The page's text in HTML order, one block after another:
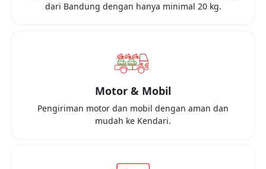
dari Bandung dengan hanya minimal 20 kg.
Motor & Mobil
Pengiriman motor dan mobil dengan aman dan
mudah ke Kendari.